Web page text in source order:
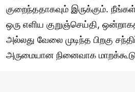
குறைந்ததாகவும் இருக்கும்.
ஒரு எளிய குறுஞ்செய்தி,
அல்லது வேலை முடிந்த பிறகு
அருமையான நினைவாக